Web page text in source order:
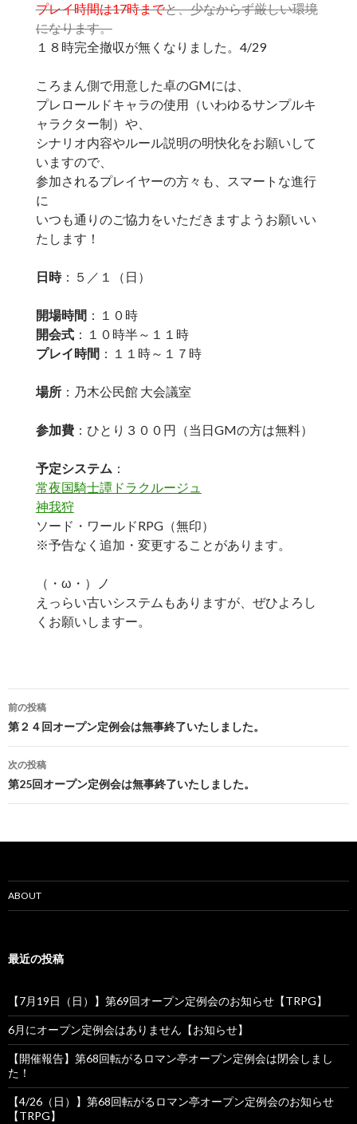
プレイ時間は17時までと、少なからず厳しい環境
になります。
１８時完全撤収が無くなりました。4/29
ころまん側で用意した卓のGMには、
プレロールドキャラの使用（いわゆるサンプルキ
ャラクター制）や、
シナリオ内容やルール説明の明快化をお願いして
いますので、
参加されるプレイヤーの方々も、スマートな進行
に
いつも通りのご協力をいただきますようお願いい
たします！
日時：５／１（日）
開場時間 ：１０時
開会式：１０時半～１１時
プレイ時間 ：１１時～１７時
場所：乃木公民館 大会議室
参加費：ひとり３００円（当日GMの方は無料）
予定システム ：
常夜国騎士譚ドラクルージュ
神我狩
ソード・ワールドRPG（無印）
※予告なく追加・変更することがあります。
（・ω・）ノ
えっらい古いシステムもありますが、ぜひよろし
くお願いしますー。
投
稿
ナ
ビ
ー
ョ
前の投稿
第２４回オープン定例会は無事終了いたしました。
次の投稿
第25回オープン定例会は無事終了いたしました。
ABOUT
最近の投稿
【7月19日（日）】第69回オープン定例会のお知らせ【TRPG】
6月にオープン定例会はありません【お知らせ】
【開催報告】第68回転がるロマン亭オープン定例会は閉会しまし
た！
【4/26（日）】第68回転がるロマン亭オープン定例会のお知らせ
【TRPG】